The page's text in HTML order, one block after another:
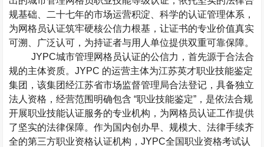
规基础、二十七年的市场运营积淀、科学的认证管理体系，
为网格员认证筑牢硬核公信力根基，让证书的专业价值真实
可溯、广泛认可，为持证者与用人单位提供双重可靠保障。
JYPC城市管理网格员认证的公信力，首先源于合法合
规的主体资质。JYPC 的运营主体为江苏英才职业技能鉴定
集团，该集团经江苏省市场监督管理局合法登记，具备独立
法人资格，经营范围明确包含 “职业技能鉴定” ，是依法合规
开展职业技能认证服务的专业机构，为网格员认证工作提供
了坚实的法律保障。作为国内创办早、规模大、法律手续齐
全的第三方职业资格认证机构，JYPC全国职业资格考试认